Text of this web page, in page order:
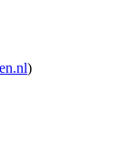
)